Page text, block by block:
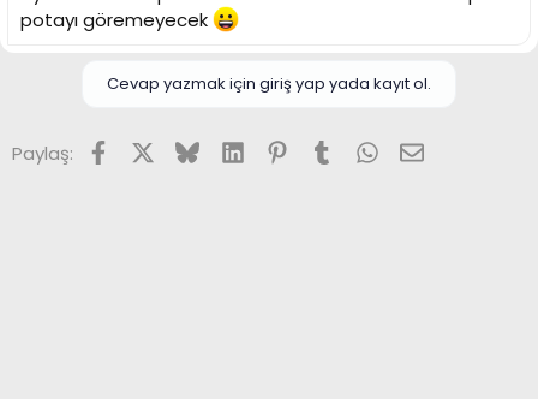
potayı göremeyecek
Cevap yazmak için giriş yap yada kayıt ol.
Paylaş: FacebookX (Twitter)
BlueskyLinkedInPinterest
TumblrWhatsApp
E-posta